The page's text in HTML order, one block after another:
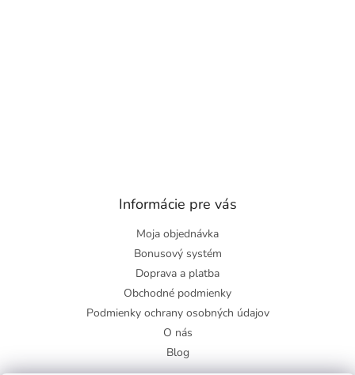
Informácie pre vás
Moja objednávka
Bonusový systém
Doprava a platba
Obchodné podmienky
Podmienky ochrany osobných údajov
O nás
Blog